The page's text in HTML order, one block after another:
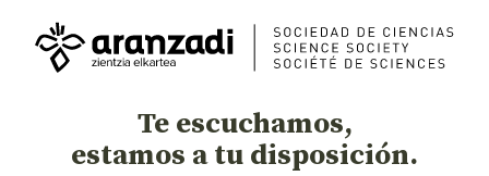
Te escuchamos,
estamos a tu disposición.